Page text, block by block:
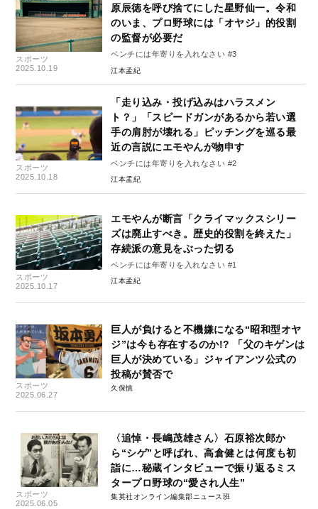
スポーツ
2025.10.19
原辰徳を呼び捨てにした星野仙一。令和
のいま、プロ野球には「オヤジ」的役割
の監督が必要だ
ベンチには年寄りを入れなさい #3
江本孟紀
スポーツ
2025.10.18
「走り込み・投げ込みはハラスメン
ト？」「スピードガンがあるから若い選
手の肩肘が壊れる」ピッチングを巡る最
近の言説にエモやんが物申す
ベンチには年寄りを入れなさい #2
江本孟紀
スポーツ
2025.10.17
エモやんが断言「クライマックスシリー
ズは廃止すべき。歴史的役割を終えた」
存続派の意見をぶった切る
ベンチには年寄りを入れなさい #1
江本孟紀
スポーツ
2025.06.27
巨人が負けると不機嫌になる“昭和型オヤ
ジ”は今も存在するのか!? 「父のキゲンは
巨人が決めている」ジャイアンツ公式の
投稿が賛否で
久保慎
スポーツ
2025.06.05
〈追悼・長嶋茂雄さん〉石原裕次郎か
ら“シゲ”と呼ばれ、高倉健とは何度も初
詣に…秘蔵インタビューで振り返るミス
タープロ野球の“愛され人生”
集英社オンライン編集部ニュース班